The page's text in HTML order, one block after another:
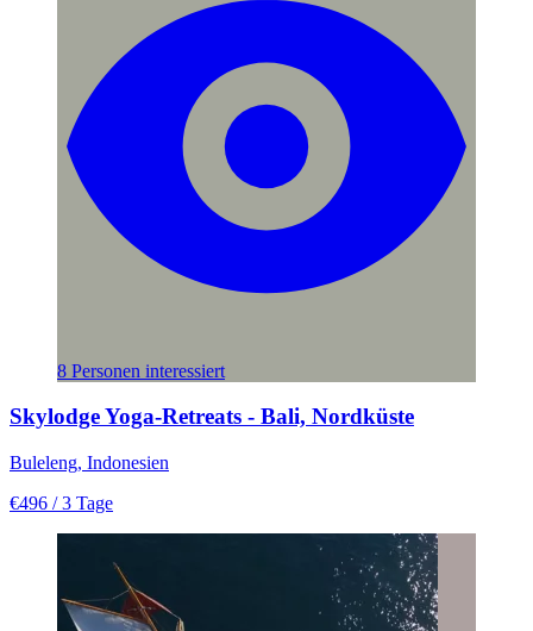
8 Personen interessiert
Skylodge Yoga-Retreats - Bali, Nordküste
Buleleng, Indonesien
€496 / 3 Tage